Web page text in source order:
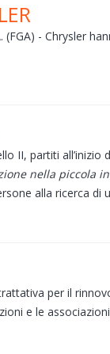
(FGA) - Chrysler
II, partiti
nella piccola
alla ricerca
per il
e le